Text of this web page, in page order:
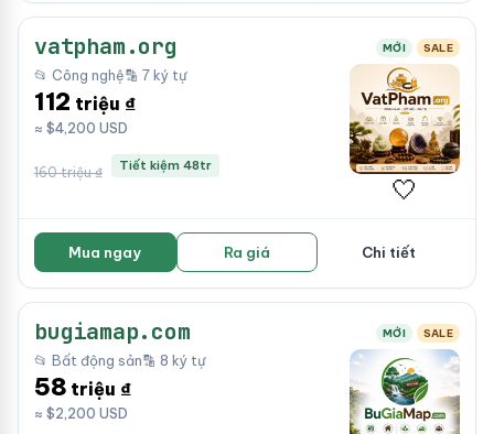
vatpham.org MỚI SALE
📂 Công nghệ🔡 7 ký tự
112 triệu ₫
≈ $4,200 USD
160 triệu ₫ Tiết kiệm 48tr
🤍
Mua ngay Ra giá Chi tiết
bugiamap.com MỚI SALE
📂 Bất động sản🔡 8 ký tự
58 triệu ₫
≈ $2,200 USD